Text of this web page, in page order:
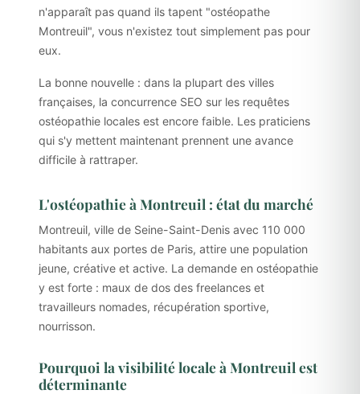
n'apparaît pas quand ils tapent "ostéopathe
Montreuil", vous n'existez tout simplement pas pour
eux.
La bonne nouvelle : dans la plupart des villes
françaises, la concurrence SEO sur les requêtes
ostéopathie locales est encore faible. Les praticiens
qui s'y mettent maintenant prennent une avance
difficile à rattraper.
L'ostéopathie à Montreuil : état du marché
Montreuil, ville de Seine-Saint-Denis avec 110 000
habitants aux portes de Paris, attire une population
jeune, créative et active. La demande en ostéopathie
y est forte : maux de dos des freelances et
travailleurs nomades, récupération sportive,
nourrisson.
Pourquoi la visibilité locale à Montreuil est
déterminante